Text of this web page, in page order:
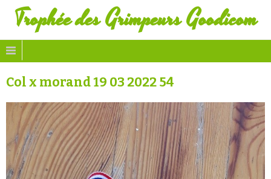
Trophée des Grimpeurs Goodicom
Col x morand 19 03 2022 54